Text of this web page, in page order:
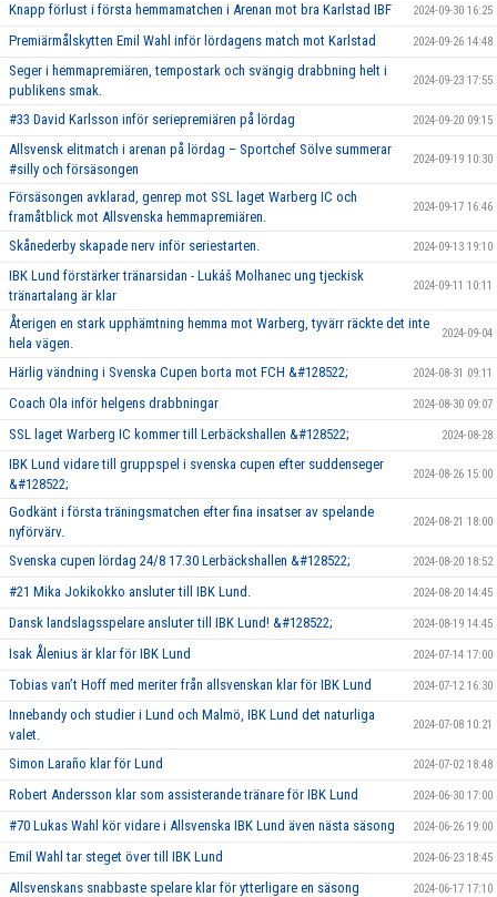
Knapp förlust i första hemmamatchen i Arenan mot bra Karlstad IBF 2024-09-30 16:25
Premiärmålskytten Emil Wahl inför lördagens match mot Karlstad 2024-09-26 14:48
Seger i hemmapremiären, tempostark och svängig drabbning helt i
publikens smak.
2024-09-23 17:55
#33 David Karlsson inför seriepremiären på lördag 2024-09-20 09:15
Allsvensk elitmatch i arenan på lördag – Sportchef Sölve summerar
#silly och försäsongen
2024-09-19 10:30
Försäsongen avklarad, genrep mot SSL laget Warberg IC och
framåtblick mot Allsvenska hemmapremiären.
2024-09-17 16:46
Skånederby skapade nerv inför seriestarten. 2024-09-13 19:10
IBK Lund förstärker tränarsidan - Lukáš Molhanec ung tjeckisk
tränartalang är klar
2024-09-11 10:11
Återigen en stark upphämtning hemma mot Warberg, tyvärr räckte det inte
hela vägen.
2024-09-04
Härlig vändning i Svenska Cupen borta mot FCH &#128522; 2024-08-31 09:11
Coach Ola inför helgens drabbningar 2024-08-30 09:07
SSL laget Warberg IC kommer till Lerbäckshallen &#128522; 2024-08-28
IBK Lund vidare till gruppspel i svenska cupen efter suddenseger
&#128522;
2024-08-26 15:00
Godkänt i första träningsmatchen efter fina insatser av spelande
nyförvärv.
2024-08-21 18:00
Svenska cupen lördag 24/8 17.30 Lerbäckshallen &#128522; 2024-08-20 18:52
#21 Mika Jokikokko ansluter till IBK Lund. 2024-08-20 14:45
Dansk landslagsspelare ansluter till IBK Lund! &#128522; 2024-08-19 14:45
Isak Ålenius är klar för IBK Lund 2024-07-14 17:00
Tobias van’t Hoff med meriter från allsvenskan klar för IBK Lund 2024-07-12 16:30
Innebandy och studier i Lund och Malmö, IBK Lund det naturliga
valet.
2024-07-08 10:21
Simon Laraño klar för Lund 2024-07-02 18:48
Robert Andersson klar som assisterande tränare för IBK Lund 2024-06-30 17:00
#70 Lukas Wahl kör vidare i Allsvenska IBK Lund även nästa säsong 2024-06-26 19:00
Emil Wahl tar steget över till IBK Lund 2024-06-23 18:45
Allsvenskans snabbaste spelare klar för ytterligare en säsong 2024-06-17 17:10